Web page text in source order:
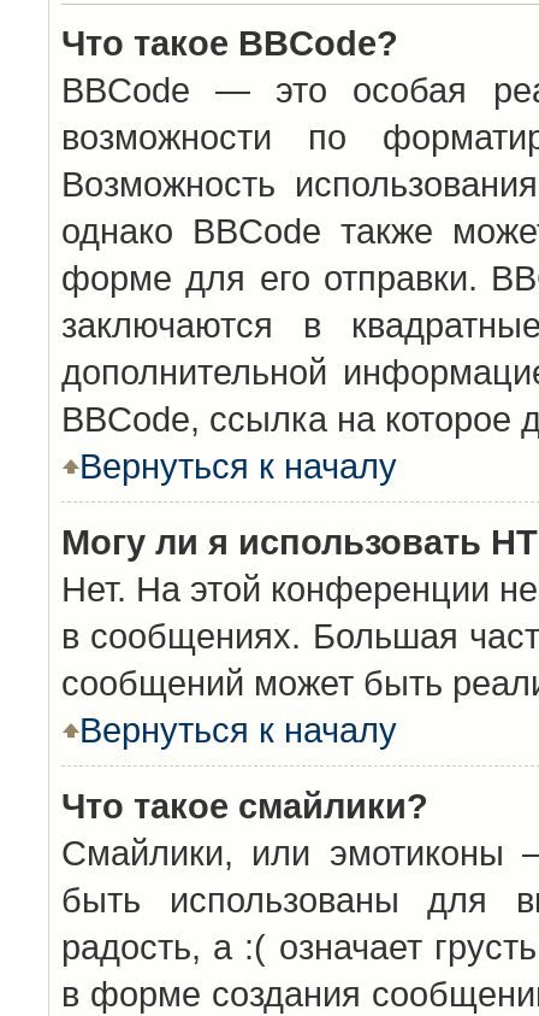
Что такое BBCode?
BBCode — это особая
возможности по
Возможность
однако BBCode также
форме для его отправки.
заключаются в
дополнительной
BBCode, ссылка на
Вернуться к началу
Могу ли я использовать
Нет. На этой конференции
в сообщениях. Большая
сообщений может быть
Вернуться к началу
Что такое смайлики?
Смайлики, или эмотиконы
быть использованы для
радость, а :( означает
в форме создания